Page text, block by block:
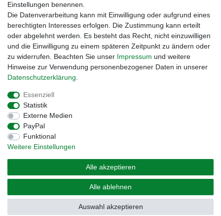
Zahlungsmöglichkeiten
Impressum
Widerrufs­recht
Einstellungen benennen.
Die Datenverarbeitung kann mit Einwilligung oder aufgrund eines
berechtigten Interesses erfolgen. Die Zustimmung kann erteilt
oder abgelehnt werden. Es besteht das Recht, nicht einzuwilligen
und die Einwilligung zu einem späteren Zeitpunkt zu ändern oder
zu widerrufen. Beachten Sie unser Impressum und weitere
Hinweise zur Verwendung personenbezogener Daten in unserer
Daten­schutz­erklärung
Essenziell
Statistik
Externe Medien
PayPal
Funktional
Weitere Einstellungen
Alle akzeptieren
Alle ablehnen
Auswahl akzeptieren